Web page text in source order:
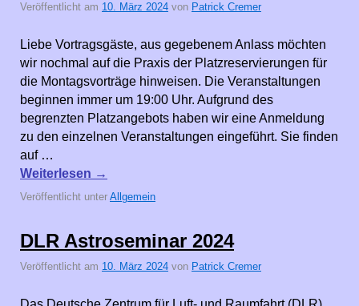
Veröffentlicht am 10. März 2024 von Patrick Cremer
Liebe Vortragsgäste, aus gegebenem Anlass möchten
wir nochmal auf die Praxis der Platzreservierungen für
die Montagsvorträge hinweisen. Die Veranstaltungen
beginnen immer um 19:00 Uhr. Aufgrund des
begrenzten Platzangebots haben wir eine Anmeldung
zu den einzelnen Veranstaltungen eingeführt. Sie finden
auf …
Weiterlesen →
Veröffentlicht unter Allgemein
DLR Astroseminar 2024
Veröffentlicht am 10. März 2024 von Patrick Cremer